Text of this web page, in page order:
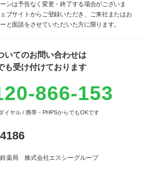
ンは予告なく変更・終了する場合がございま
ブサイトからご登録いただき、ご来社またはお
と面談をさせていただいた方に限ります。
いてのお問い合わせは
も受け付けております
866-153
イヤル / 携帯・PHPSからでもOKです
薬局 株式会社エスシーグループ